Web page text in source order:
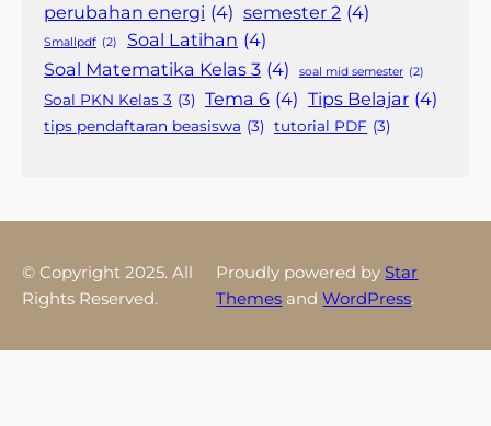
perubahan energi (4) semester 2 (4)
Smallpdf (2) Soal Latihan (4)
Soal Matematika Kelas 3 (4) soal mid semester (2)
Soal PKN Kelas 3 (3) Tema 6 (4) Tips Belajar (4)
tips pendaftaran beasiswa (3) tutorial PDF (3)
© Copyright 2025. All
Rights Reserved.
Proudly powered by Star
Themes andWordPress.